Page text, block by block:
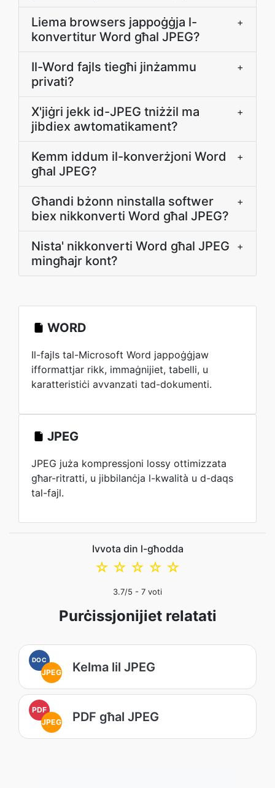
Liema browsers jappoġġja l-
konvertitur Word għal JPEG?
+
Il-Word fajls tiegħi jinżammu
privati?
+
X'jiġri jekk id-JPEG tniżżil ma
jibdiex awtomatikament?
+
Kemm iddum il-konverżjoni Word
għal JPEG?
+
Għandi bżonn ninstalla softwer
biex nikkonverti Word għal JPEG?
+
Nista' nikkonverti Word għal JPEG
mingħajr kont?
+
WORD
Il-fajls tal-Microsoft Word jappoġġjaw
ifformattjar rikk, immaġnijiet, tabelli, u
karatteristiċi avvanzati tad-dokumenti.
JPEG
JPEG juża kompressjoni lossy ottimizzata
għar-ritratti, u jibbilanċja l-kwalità u d-daqs
tal-fajl.
Ivvota din l-għodda
☆
☆
☆
☆
☆
3.7/5 - 7 voti
Purċissjonijiet relatati
DOC
JPEG Kelma lil JPEG
PDF
JPEG
PDF għal JPEG